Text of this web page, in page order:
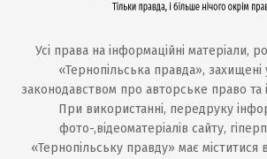
Усі права на інформаційні матеріали,
«Тернопільська правда», захищені
законодавством про авторське право та
При використанні, передруку
фото-,відеоматеріалів сайту,
«Тернопільську правду» має міститися